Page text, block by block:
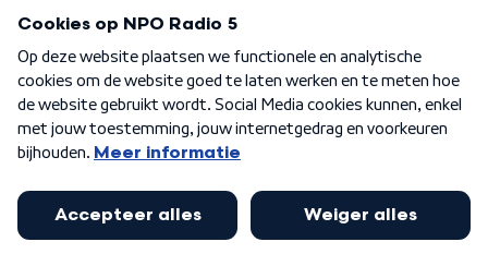
Aanmelden
Algemene voorwaarden Privacybeleid